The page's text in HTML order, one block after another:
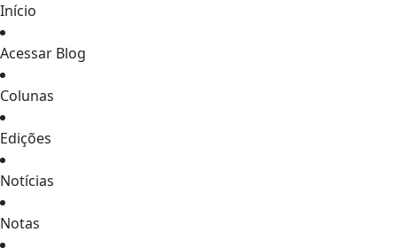
Início
Acessar Blog
Colunas
Edições
Notícias
Notas